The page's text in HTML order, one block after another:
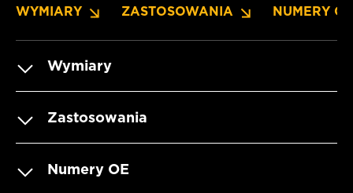
WYMIARY ZASTOSOWANIA NUMERY OE
Wymiary
Zastosowania
Numery OE